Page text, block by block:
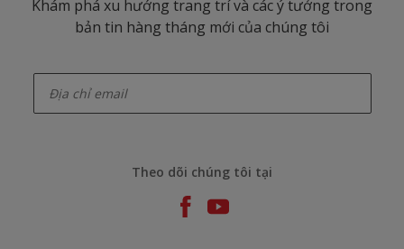
Khám phá xu hướng trang trí và các ý tưởng trong
bản tin hàng tháng mới của chúng tôi
Theo dõi chúng tôi tại